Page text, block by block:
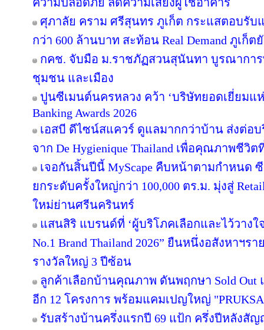
ศุภาลัย คราม ศรีสุนทร ภูเก็ต กระแสตอบรับ
กว่า 600 ล้านบาท สะท้อน Real Demand ภูเก็ต
กคช. จับมือ ม.ราชภัฏสวนสุนันทา บูรณากา
ชุมชน และเมือง
ปูนซีเมนต์นครหลวง คว้า ‘บริษัทยอดเยี่ยมแห่
Banking Awards 2026
เอสบี ดีไซน์สแควร์ ดูแลมากกว่าบ้าน ส่งต่อ
จาก De Hygienique Thailand เพื่อคุณภาพชี
เจอกันสิ้นปีนี้ MyScape คืบหน้าตามกำหนด
ยกระดับครั้งใหญ่กว่า 100,000 ตร.ม. มุ่งสู่
ใหม่ย่านศรีนครินทร์
แสนสิริ แบรนด์ที่ ‘ผู้บริโภคเลือกและไว้วางใ
No.1 Brand Thailand 2026” ยืนหนึ่งอสังหาฯร
รางวัลใหญ่ 3 ปีซ้อน
ลูกค้าเลือกบ้านคุณภาพ ดันพฤกษา Sold Out
อีก 12 โครงการ พร้อมแคมเปญใหญ่ "PRUKSA
รับสร้างบ้านครึ่งแรกปี 69 แป้ก ครึ่งปีหลัง